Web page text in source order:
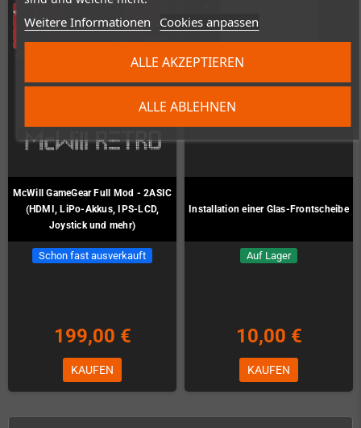
Weitere Informationen Cookies anpassen
ALLE ABLEHNEN
ALLE AKZEPTIEREN
McWill GameGear Full Mod - 2ASIC
(HDMI, LiPo-Akkus, IPS-LCD,
Joystick und mehr)
Schon fast ausverkauft
199,00 €
KAUFEN
Installation einer Glas-Frontscheibe
Auf Lager
10,00 €
KAUFEN